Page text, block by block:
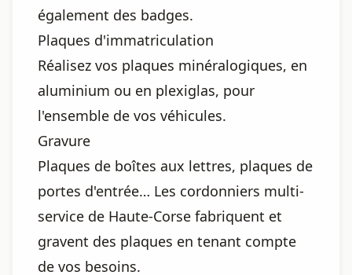
également des badges.
Plaques d'immatriculation
Réalisez vos plaques minéralogiques, en
aluminium ou en plexiglas, pour
l'ensemble de vos véhicules.
Gravure
Plaques de boîtes aux lettres, plaques de
portes d'entrée… Les cordonniers multi-
service de Haute-Corse fabriquent et
gravent des plaques en tenant compte
de vos besoins.